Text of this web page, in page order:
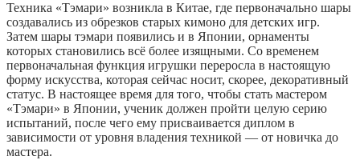
Техника «Тэмари» возникла в Китае, где первоначально шары
создавались из обрезков старых кимоно для детских игр.
Затем шары тэмари появились и в Японии, орнаменты
которых становились всё более изящными. Со временем
первоначальная функция игрушки переросла в настоящую
форму искусства, которая сейчас носит, скорее, декоративный
статус. В настоящее время для того, чтобы стать мастером
«Тэмари» в Японии, ученик должен пройти целую серию
испытаний, после чего ему присваивается диплом в
зависимости от уровня владения техникой — от новичка до
мастера.